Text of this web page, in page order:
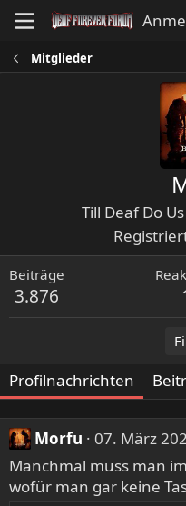
Mitglieder
Till Deaf Do
Beiträge
3.876
Profilnachrichten
Morfu
07. März
Manchmal muss man
wofür man gar keine